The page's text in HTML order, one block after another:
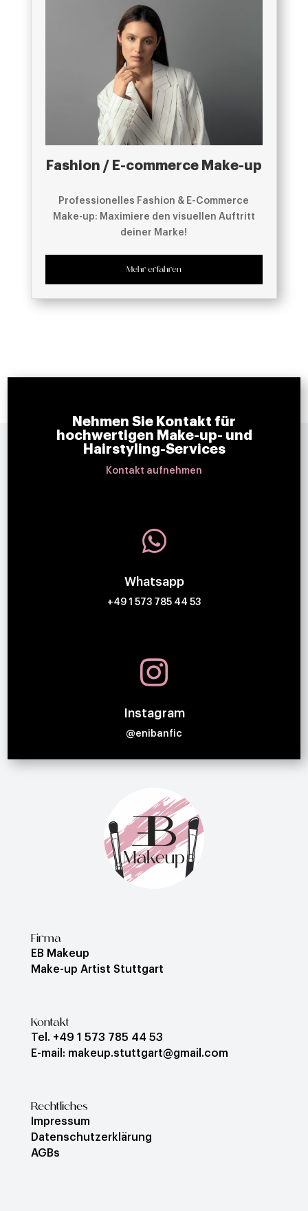
Fashion / E-commerce Make-up
Professionelles Fashion & E-Commerce
Make-up: Maximiere den visuellen Auftritt
deiner Marke!
Mehr erfahren
Nehmen Sie Kontakt für
hochwertigen Make-up- und
Hairstyling-Services
Kontakt aufnehmen

Whatsapp
+49 1 573 785 44 53

Instagram
@enibanfic
Firma
EB Makeup
Make-up Artist Stuttgart
Kontakt
Tel. +49 1 573 785 44 53
E-mail: makeup.stuttgart@gmail.com
Rechtliches
Impressum
Datenschutzerklärung
AGBs